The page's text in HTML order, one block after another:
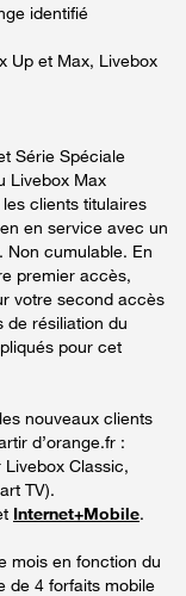
identifié
Up et Max, Livebox
Série Spéciale
Livebox Max
clients titulaires
en service avec un
Non cumulable. En
premier accès,
votre second accès
de résiliation du
pour cet
nouveaux clients
d’orange.fr :
Classic,
TV).
Internet+Mobile.
mois en fonction du
de 4 forfaits mobile